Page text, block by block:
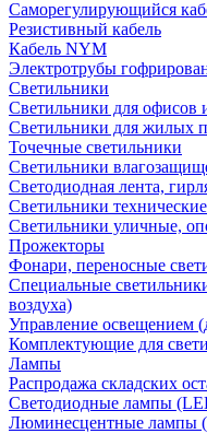
Саморегулирующийся
Резистивный кабель
Кабель NYM
Электротрубы
Светильники
Светильники для
Светильники для жилых
Точечные светильники
Светильники
Светодиодная лента,
Светильники
Светильники уличные,
Прожекторы
Фонари, переносные
Специальные
воздуха)
Управление освещением
Комплектующие для
Лампы
Распродажа складских
Светодиодные лампы
Люминесцентные